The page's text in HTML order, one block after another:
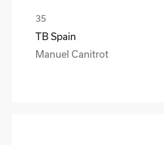
TB Spain
Manuel Canitrot